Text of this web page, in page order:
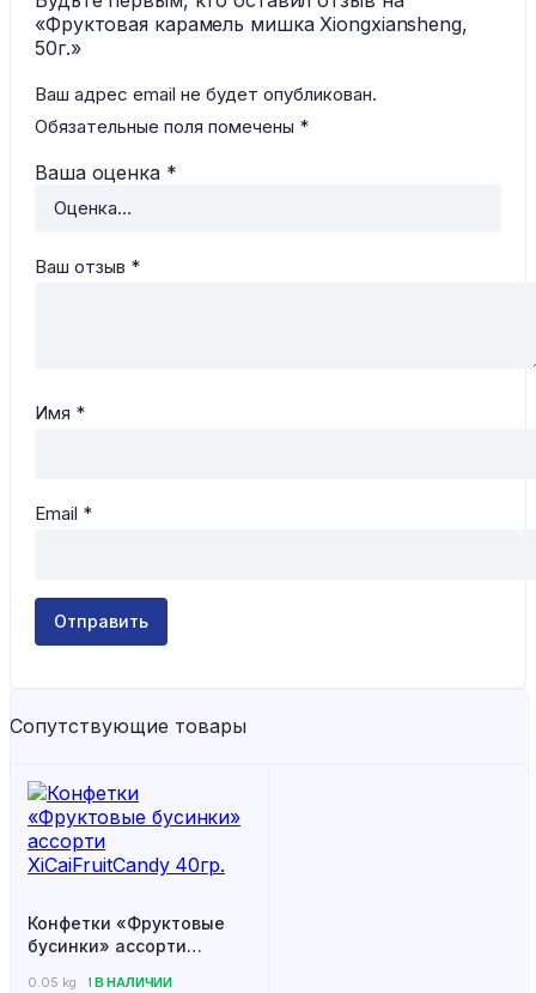
«Фруктовая карамель мишка Xiongxiansheng,
50г.»
Ваш адрес email не будет опубликован.
Обязательные поля помечены *
Ваша оценка *
Ваш отзыв *
Имя *
Email *
Сопутствующие товары
Конфетки «Фруктовые
бусинки» ассорти
0.05 kg
1 В НАЛИЧИИ